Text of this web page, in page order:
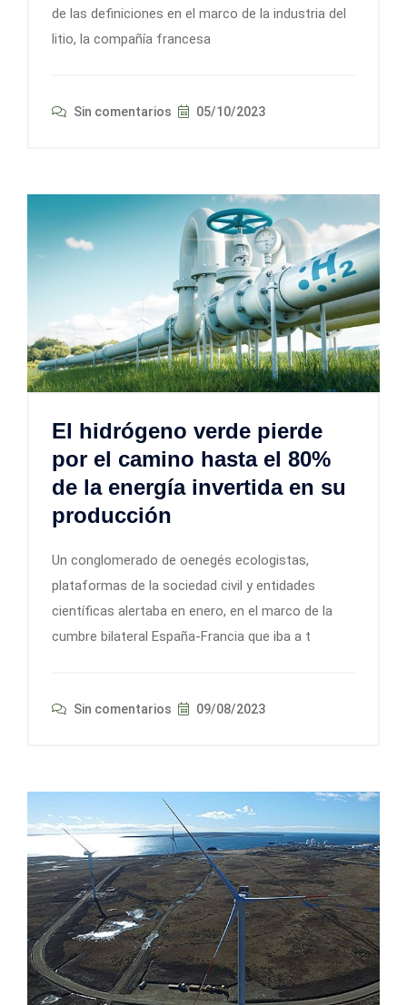
de las definiciones en el marco de la industria del
litio, la compañía francesa
Sin comentarios 05/10/2023
El hidrógeno verde pierde
por el camino hasta el 80%
de la energía invertida en su
producción
Un conglomerado de oenegés ecologistas,
plataformas de la sociedad civil y entidades
científicas alertaba en enero, en el marco de la
cumbre bilateral España-Francia que iba a t
Sin comentarios 09/08/2023